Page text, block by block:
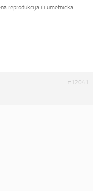
reprodukcija ili umetnicka
#12041